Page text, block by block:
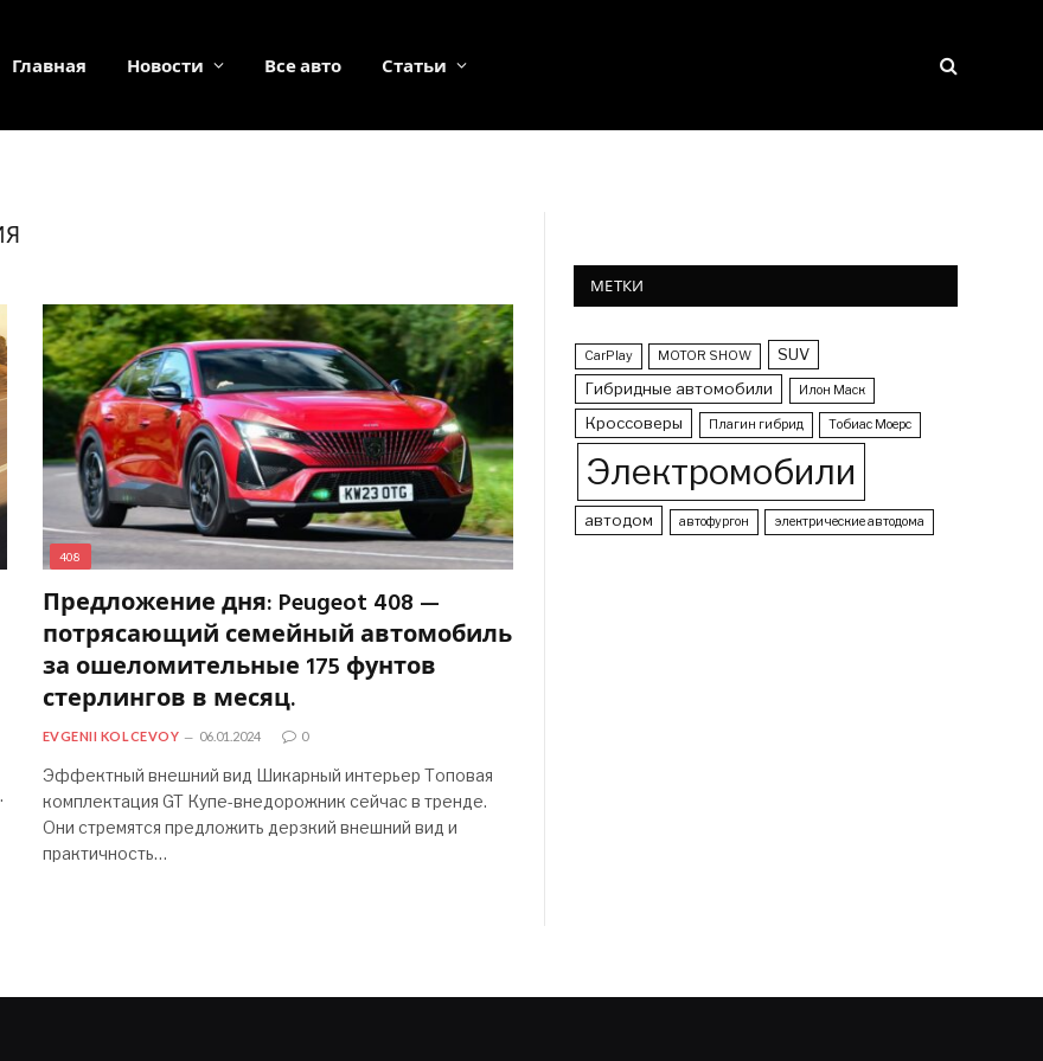
Главная Новости Все авто Статьи
408
Предложение дня: Peugeot 408 —
потрясающий семейный автомобиль
за ошеломительные 175 фунтов
стерлингов в месяц.
EVGENII KOLCEVOY 06.01.2024 0
Эффектный внешний вид Шикарный интерьер Топовая
комплектация GT Купе-внедорожник сейчас в тренде.
Они стремятся предложить дерзкий внешний вид и
практичность…
МЕТКИ
CarPlay MOTOR SHOW
SUV
Гибридные автомобили
Илон Маск
Кроссоверы Плагин гибрид Тобиас Моерс
Электромобили
автодом автофургон электрические автодома